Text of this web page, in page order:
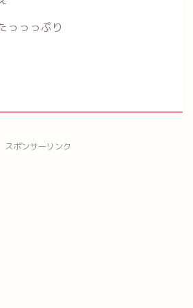
っっっぷり
スポンサーリンク